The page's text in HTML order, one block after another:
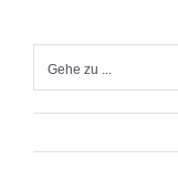
Inhalt
springenGehe zu ...